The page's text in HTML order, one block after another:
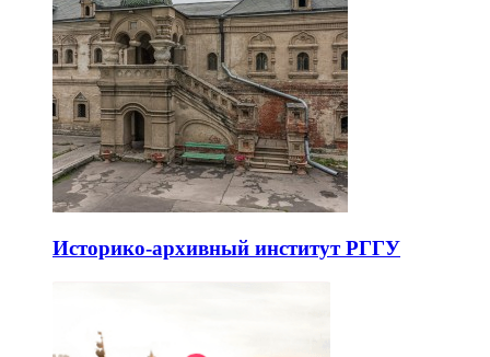
Историко-архивный институт РГГУ